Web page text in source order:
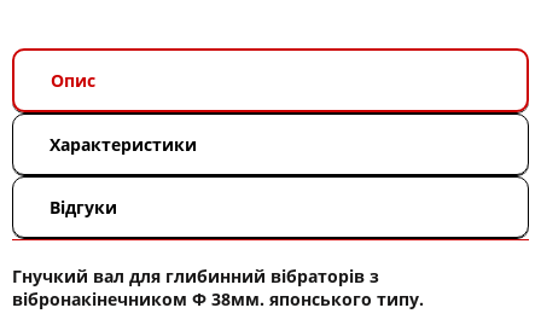
Опис
Характеристики
Відгуки
Гнучкий вал для глибинний вібраторів з
вібронакінечником Ф 38мм. японського типу.